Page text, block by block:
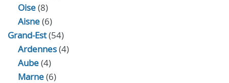
Oise(8)
Aisne(6)
Grand-Est(54)
Ardennes(4)
Aube(4)
Marne(6)